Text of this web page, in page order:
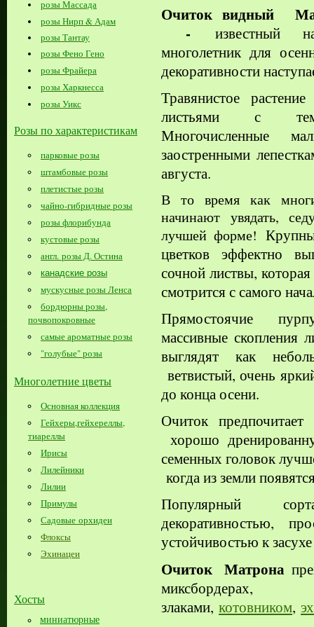
розы Массада
розы Нирп & Адам
розы Тантау
розы Фено Гено
розы Фрайера
розы Харкнесса
розы Уикс
Розы по характеристикам
парковые розы
штамбовые розы
плетистые розы
чайно-гибридные розы
розы флорибунда
кустовые розы
англ. розы Д. Остина
канадские розы
мускусные розы Ленса
бордюрны розы,
почвопокровные
самые ароматные розы
"голубые" розы
Многолетние цветы
Основная коллекция
Гейхеры,гейхереллы,
тиареллы
Ирисы
Лилейники
Лилии
Примулы
Садовые орхидеи
Флоксы
Эхинацеи
Хосты
миниатюрные
Очиток видный
-
известный
многолетник для
декоративности
Травянистое
листьямис
Многочисленные
заостренными
августа.
В то время как
начинают увядать,
лучшей форме!
цветков эффектно
сочной листвы,
смотрится с самого
Прямостоячие
массивные скопления
выглядят как
ветвистый, очень
до конца осени.
Очиток
хорошо
семенных головок
когда из земли
Популярный
декоративностью,
устойчивостью к
Очиток Матрона
злаками, котовником,